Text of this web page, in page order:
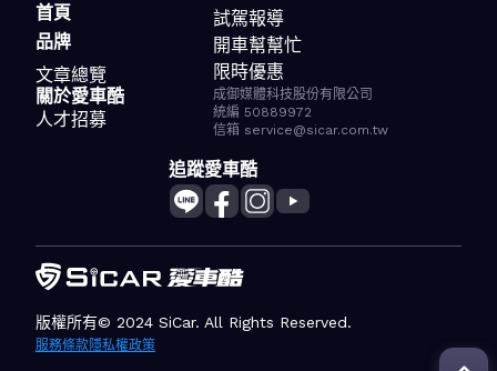
首頁
品牌
文章總覽
試駕報導
開車幫幫忙
限時優惠
關於愛車酷
人才招募
成御媒體科技股份有限公司
統編 50889972
信箱 service@sicar.com.tw
追蹤愛車酷
版權所有© 2024 SiCar. All Rights Reserved.
服務條款隱私權政策